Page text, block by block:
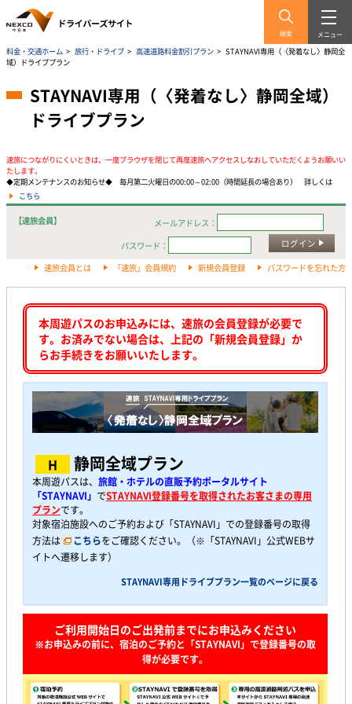
検索 メニュー
料金・交通ホーム > 旅行・ドライブ > 高速道路料金割引プラン > STAYNAVI専用（〈発着なし〉静岡全
域）ドライブプラン
STAYNAVI専用（〈発着なし〉静岡全域）
ドライブプラン
速旅につながりにくいときは、一度ブラウザを閉じて再度速旅へアクセスしなおしていただくようお願いい
たします。
◆定期メンテナンスのお知らせ◆ 毎月第二火曜日の00:00～02:00（時間延長の場合あり） 詳しくは
こちら
【速旅会員】
メールアドレス：
パスワード：
ログイン
速旅会員とは 「速旅」会員規約 新規会員登録 パスワードを忘れた方
本周遊パスのお申込みには、速旅の会員登録が必要で
す。お済みでない場合は、上記の「新規会員登録」か
らお手続きをお願いいたします。
H 静岡全域プラン
本周遊パスは、 旅館・ホテルの直販予約ポータルサイト
「STAYNAVI」 でSTAYNAVI登録番号を取得されたお客さまの専用
プランです。
対象宿泊施設へのご予約および「STAYNAVI」での登録番号の取得
方法は
こちらをご確認ください。（※「STAYNAVI」公式WEBサ
イトへ遷移します）
STAYNAVI専用ドライブプラン一覧のページに戻る
ご利用開始日のご出発前までにお申込みください
※お申込みの前に、宿泊のご予約と「STAYNAVI」で登録番号の取
得が必要です。